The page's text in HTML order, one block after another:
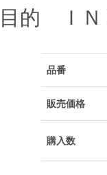
的 ＩＮ
品番
販売価格
購入数